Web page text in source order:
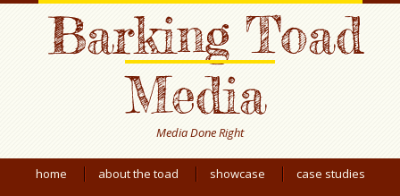
Barking Toad
Media
Media Done Right
home about the toad showcase
case studies